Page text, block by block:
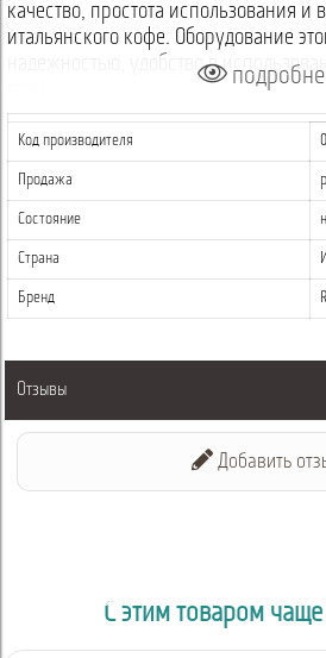
качество, простота использования и
итальянского кофе. Оборудование
надежностью, удобство в
Код производителя
Продажа
Состояние
Страна
Бренд
Отзывы
Добавить
С этим товаром